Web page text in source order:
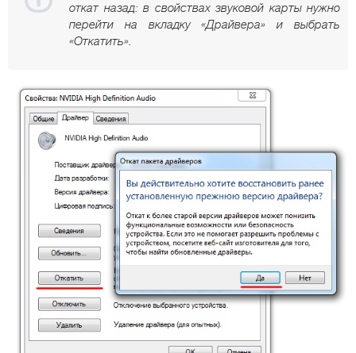
откат назад: в свойствах звуковой карты нужно
перейти на вкладку «Драйвера» и выбрать
«Откатить».